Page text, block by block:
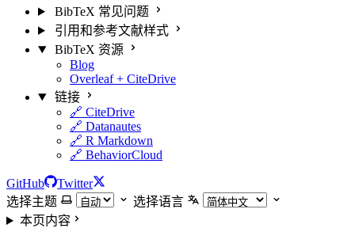
BibTeX 常见问题
引用和参考文献样式
BibTeX 资源
Blog
Overleaf + CiteDrive
链接
🔗 CiteDrive
🔗 Datanautes
🔗 R Markdown
🔗 BehaviorCloud
GitHub
Twitter
选择主题
选择语言
本页内容